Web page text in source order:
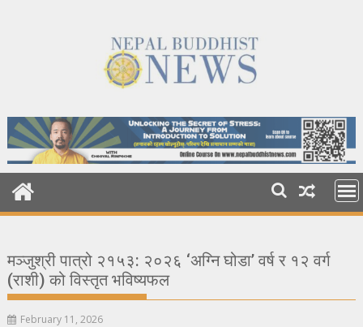
मञ्जुश्री पात्रो २१५३: २०२६ ‘अग्नि घोडा’ वर्ष र १२ वर्ग
(राशी) को विस्तृत भविष्यफल
February 11, 2026